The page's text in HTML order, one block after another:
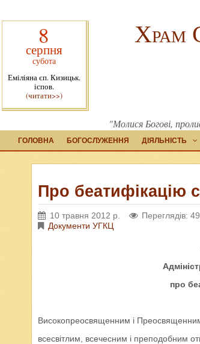
8
серпня
субота
Еміліяна єп. Кизицьк.
іспов.
(читати>>)
Храм
"Молися Богові,
ГОЛОВНА БОГОСЛУЖЕННЯ ДІЯЛЬНІСТЬ
Про беатифікацію
10 травня 2012 р. Переглядів:
Документи УГКЦ
про
Високопреосвященним і
всесвітлим, всечесним і преподобним